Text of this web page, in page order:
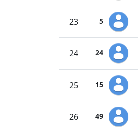
23 5
24 24
25 15
26 49